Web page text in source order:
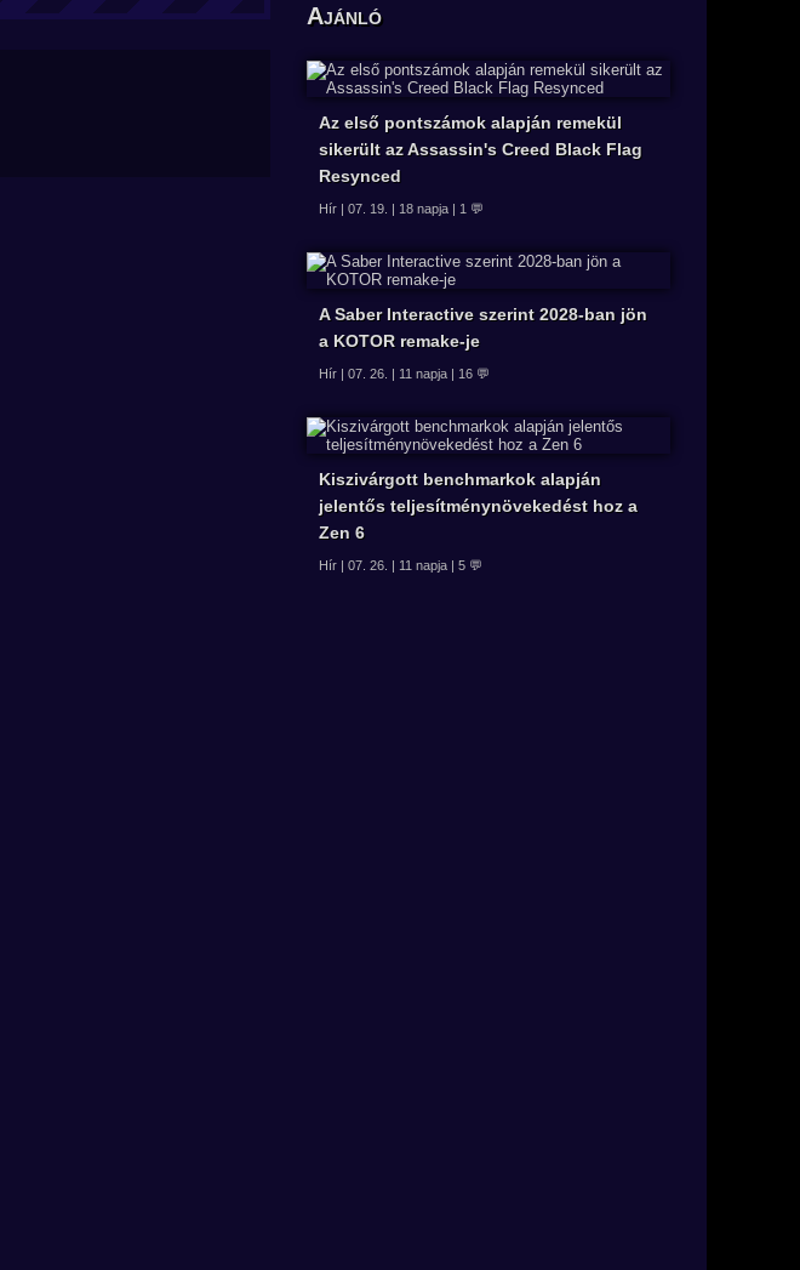
Ajánló
Az első pontszámok alapján remekül
sikerült az Assassin's Creed Black Flag
Resynced
Hír | 07. 19. | 18 napja | 1 💬
A Saber Interactive szerint 2028-ban jön
a KOTOR remake-je
Hír | 07. 26. | 11 napja | 16 💬
Kiszivárgott benchmarkok alapján
jelentős teljesítménynövekedést hoz a
Zen 6
Hír | 07. 26. | 11 napja | 5 💬